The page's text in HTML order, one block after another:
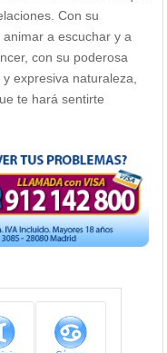
Con su
a escuchar y a
con su poderosa
expresiva naturaleza,
te hará sentirte